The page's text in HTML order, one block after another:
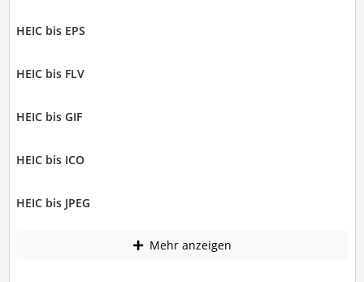
HEIC bis EPS
HEIC bis FLV
HEIC bis GIF
HEIC bis ICO
HEIC bis JPEG
Mehr anzeigen